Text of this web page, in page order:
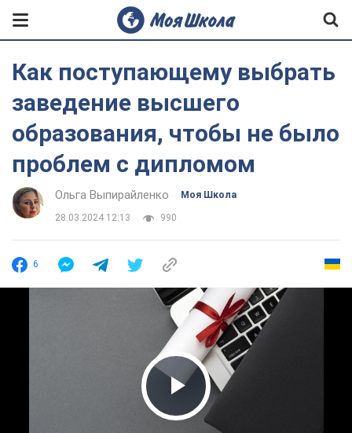
Как поступающему выбрать
заведение высшего
образования, чтобы не было
проблем с дипломом
Ольга Выпирайленко Моя Школа
28.03.2024 12:13 990
6
Play Video